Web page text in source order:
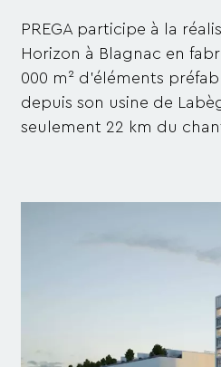
PREGA participe à la
Horizon à Blagnac en
000 m² d'éléments
depuis son usine de
seulement 22 km du